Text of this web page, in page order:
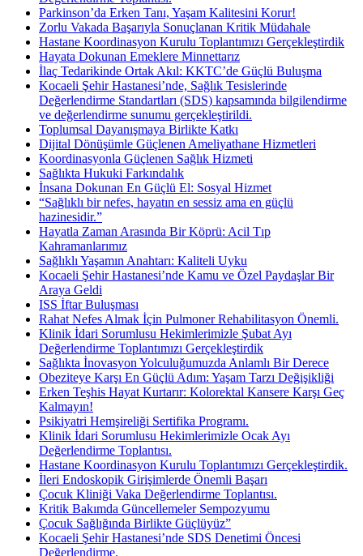
Parkinson’da Erken Tanı, Yaşam Kalitesini Korur!
Zorlu Vakada Başarıyla Sonuçlanan Kritik Müdahale
Hastane Koordinasyon Kurulu Toplantımızı Gerçekleştirdik
Hayata Dokunan Emeklere Minnettarız
İlaç Tedarikinde Ortak Akıl: KKTC’de Güçlü Buluşma
Kocaeli Şehir Hastanesi’nde, Sağlık Tesislerinde
Değerlendirme Standartları (SDS) kapsamında bilgilendirme
ve değerlendirme sunumu gerçekleştirildi.
Toplumsal Dayanışmaya Birlikte Katkı
Dijital Dönüşümle Güçlenen Ameliyathane Hizmetleri
Koordinasyonla Güçlenen Sağlık Hizmeti
Sağlıkta Hukuki Farkındalık
İnsana Dokunan En Güçlü El: Sosyal Hizmet
“Sağlıklı bir nefes, hayatın en sessiz ama en güçlü
hazinesidir.”
Hayatla Zaman Arasında Bir Köprü: Acil Tıp
Kahramanlarımız
Sağlıklı Yaşamın Anahtarı: Kaliteli Uyku
Kocaeli Şehir Hastanesi’nde Kamu ve Özel Paydaşlar Bir
Araya Geldi
ISS İftar Buluşması
Rahat Nefes Almak İçin Pulmoner Rehabilitasyon Önemli.
Klinik İdari Sorumlusu Hekimlerimizle Şubat Ayı
Değerlendirme Toplantımızı Gerçekleştirdik
Sağlıkta İnovasyon Yolculuğumuzda Anlamlı Bir Derece
Obeziteye Karşı En Güçlü Adım: Yaşam Tarzı Değişikliği
Erken Teşhis Hayat Kurtarır: Kolorektal Kansere Karşı Geç
Kalmayın!
Psikiyatri Hemşireliği Sertifika Programı.
Klinik İdari Sorumlusu Hekimlerimizle Ocak Ayı
Değerlendirme Toplantısı.
Hastane Koordinasyon Kurulu Toplantımızı Gerçekleştirdik.
İleri Endoskopik Girişimlerde Önemli Başarı
Çocuk Kliniği Vaka Değerlendirme Toplantısı.
Kritik Bakımda Güncellemeler Sempozyumu
Çocuk Sağlığında Birlikte Güçlüyüz”
Kocaeli Şehir Hastanesi’nde SDS Denetimi Öncesi
Değerlendirme.